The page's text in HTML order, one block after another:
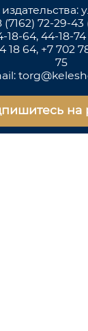
(7162) 72-29-
18-64, 44-18-
18 64, +7 702
75
на